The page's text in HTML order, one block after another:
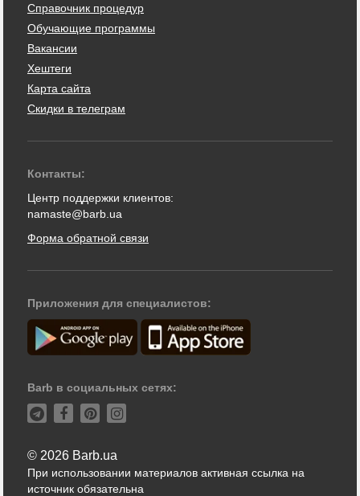
Справочник процедур
Обучающие программы
Вакансии
Хештеги
Карта сайта
Скидки в телеграм
Контакты:
Центр поддержки клиентов:
namaste@barb.ua
Форма обратной связи
Приложения для специалистов:
Barb в социальных сетях:
© 2026 Barb.ua
При использовании материалов активная ссылка на
источник обязательна